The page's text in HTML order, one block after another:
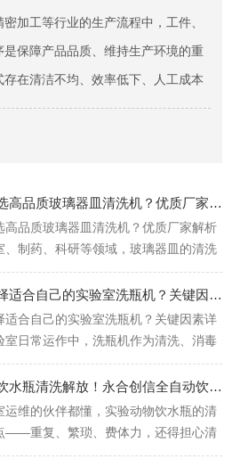
加工等行业的生产流程中，工件、
保障产品品质、维持生产环境的重
在清洁不均、效率低下、人工成本
端。全自动清洗机依托自动化、标
代传统人工清洗作业，实现全程
如何挑选高品质玻璃器皿清洗机？优质厂家解析
高品质玻璃器皿清洗机？优质厂家解析
、制药、科研等领域，玻璃器皿的清洗
关重要的工作。选择一台高品质的玻璃
机，不仅能提高工作效率，还能确保实
准确性。本文将为您详细解析如何挑选
玻璃器皿清洗机，并重点...
如何选择适合自己的实验室洗瓶机？关键因素详解
适合自己的实验室洗瓶机？关键因素详
室日常运作中，洗瓶机作为清洗、消毒
验器皿的重要设备，其选择直接关系到
和数据的准确性。面对市场上琳琅满目
品牌和型号，如何挑选出适合自己实验
洗瓶机呢？本文将结合青...
实验室饮水瓶清洗解放！永合创信全自动饮水瓶清洗机，高效合规又省心！
运维的伙伴都懂，实验动物饮水瓶的清
——重复、繁琐、费体力，还得担心清
、不合规，耽误实验进度不说，还可能